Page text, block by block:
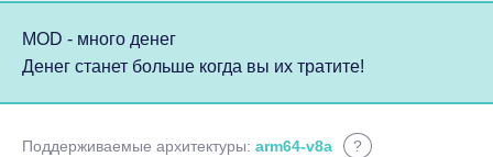
MOD - много денег
Денег станет больше когда вы их тратите!
Поддерживаемые архитектуры: arm64-v8a ?